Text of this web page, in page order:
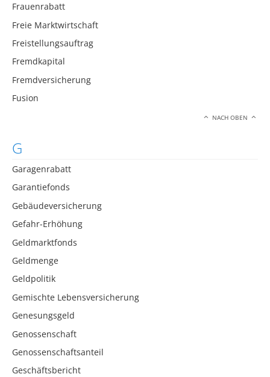
Frauenrabatt
Freie Marktwirtschaft
Freistellungsauftrag
Fremdkapital
Fremdversicherung
Fusion
NACH OBEN
G
Garagenrabatt
Garantiefonds
Gebäudeversicherung
Gefahr-Erhöhung
Geldmarktfonds
Geldmenge
Geldpolitik
Gemischte Lebensversicherung
Genesungsgeld
Genossenschaft
Genossenschaftsanteil
Geschäftsbericht